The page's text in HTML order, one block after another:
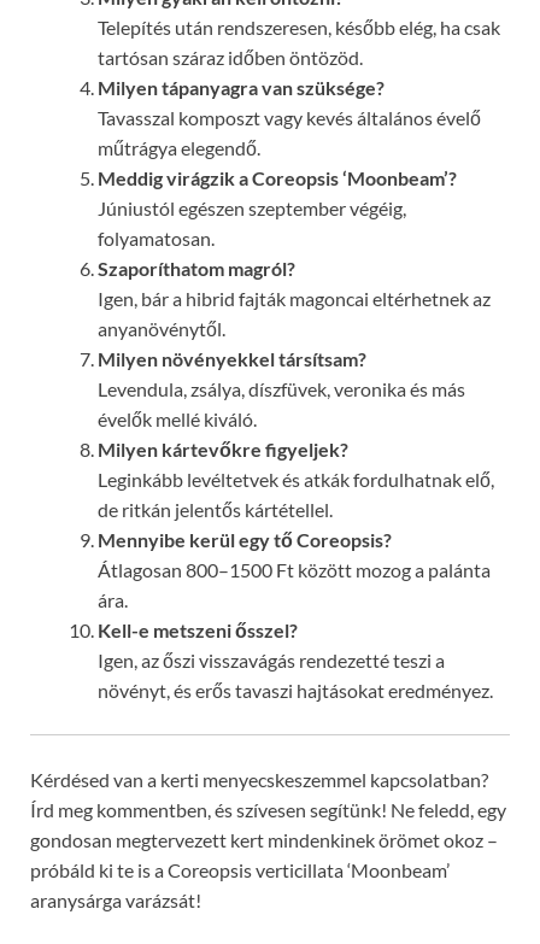
Telepítés után rendszeresen, később elég, ha csak
tartósan száraz időben öntözöd.
Milyen tápanyagra van szüksége?
Tavasszal komposzt vagy kevés általános évelő
műtrágya elegendő.
Meddig virágzik a Coreopsis ‘Moonbeam’?
Júniustól egészen szeptember végéig,
folyamatosan.
Szaporíthatom magról?
Igen, bár a hibrid fajták magoncai eltérhetnek az
anyanövénytől.
Milyen növényekkel társítsam?
Levendula, zsálya, díszfüvek, veronika és más
évelők mellé kiváló.
Milyen kártevőkre figyeljek?
Leginkább levéltetvek és atkák fordulhatnak elő,
de ritkán jelentős kártétellel.
Mennyibe kerül egy tő Coreopsis?
Átlagosan 800–1500 Ft között mozog a palánta
ára.
Kell-e metszeni ősszel?
Igen, az őszi visszavágás rendezetté teszi a
növényt, és erős tavaszi hajtásokat eredményez.
Kérdésed van a kerti menyecskeszemmel kapcsolatban?
Írd meg kommentben, és szívesen segítünk! Ne feledd, egy
gondosan megtervezett kert mindenkinek örömet okoz –
próbáld ki te is a Coreopsis verticillata ‘Moonbeam’
aranysárga varázsát!